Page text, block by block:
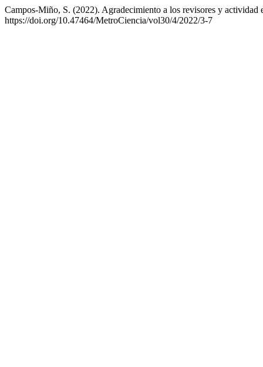
Campos-Miño, S. (2022). Agradecimiento a los revisores y
https://doi.org/10.47464/MetroCiencia/vol30/4/2022/3-7